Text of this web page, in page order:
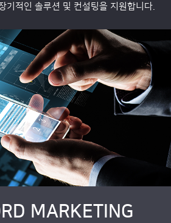
기적인 솔루션 및 컨설팅을 지원합니다.
MARKETING